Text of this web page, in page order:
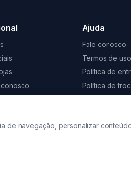
Ajuda
Fale conosco
Termos de uso
Política de
Política de
de navegação, personalizar